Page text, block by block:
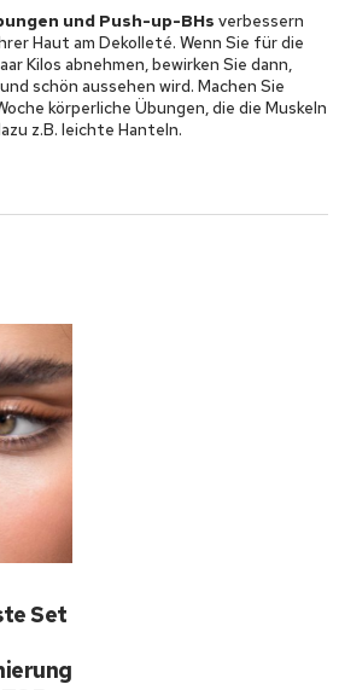
und Push-up-BHs verbessern
Haut am Dekolleté. Wenn Sie für die
Kilos abnehmen, bewirken Sie dann,
schön aussehen wird. Machen Sie
körperliche Übungen, die die Muskeln
z.B. leichte Hanteln.
Set